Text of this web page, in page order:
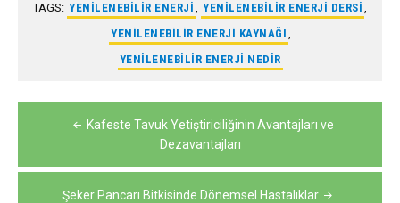
TAGS: YENILENEBILIR ENERJI , YENILENEBILIR ENERJI DERSI ,
YENILENEBILIR ENERJI KAYNAĞI ,
YENILENEBILIR ENERJI NEDIR
Yazı
gezinmesi
Kafeste Tavuk Yetiştiriciliğinin Avantajları ve
Dezavantajları
Şeker Pancarı Bitkisinde Dönemsel Hastalıklar